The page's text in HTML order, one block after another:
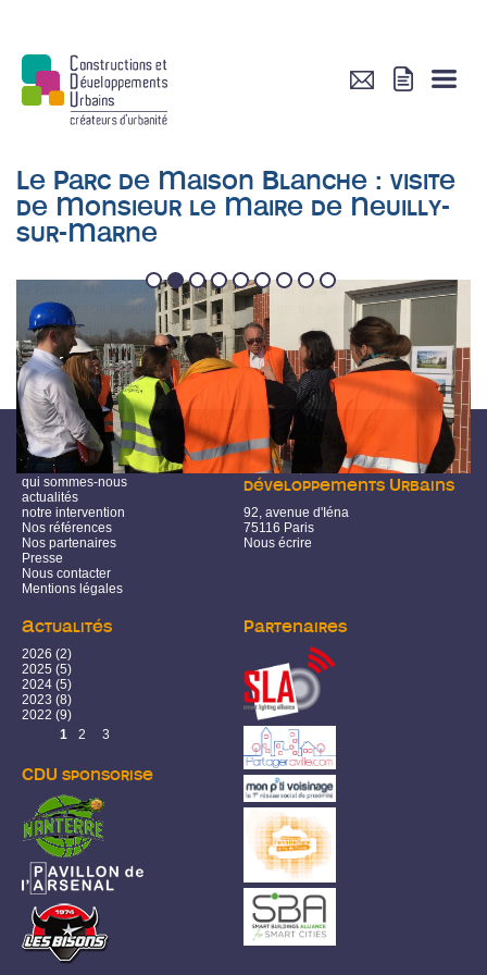
Le Parc de Maison Blanche : visite
de Monsieur le Maire de Neuilly-
sur-Marne
1 3 4 5 6 7 8 9
Le Parc de Maison Blanche : Le jeudi 21 février avait lieu la présentation des
échantillons de façades des premiers chantiers du quartier à Monsieur le
Maire de Neuilly-sur-Marne et à ses équipes
Plan du site
accueil
qui sommes-nous
actualités
notre intervention
Nos références
Nos partenaires
Presse
Nous contacter
Mentions légales
Nous contacter
Constructions et
développements Urbains
92, avenue d'Iéna
75116 Paris
Nous écrire
Actualités
2026 (2)
2025 (5)
2024 (5)
2023 (8)
2022 (9)
Pages
1 2 3
CDU sponsorise
Partenaires